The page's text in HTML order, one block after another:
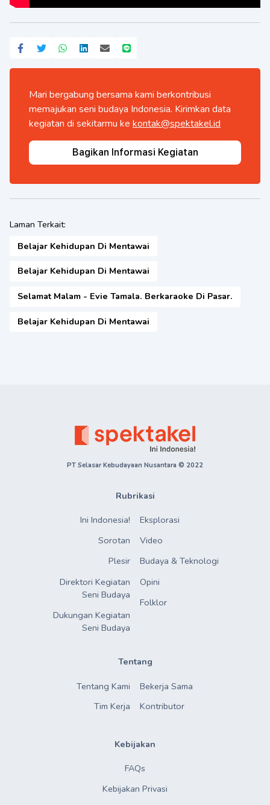
Mari bergabung bersama kami berkontribusi
memajukan seni budaya Indonesia. Kirimkan data
kegiatan di sekitarmu ke kontak@spektakel.id
Bagikan Informasi Kegiatan
Laman Terkait:
Belajar Kehidupan Di Mentawai
Belajar Kehidupan Di Mentawai
Selamat Malam - Evie Tamala. Berkaraoke Di Pasar.
Belajar Kehidupan Di Mentawai
PT Selasar Kebudayaan Nusantara © 2022
Rubrikasi
Ini Indonesia!
Sorotan
Plesir
Direktori Kegiatan
Seni Budaya
Dukungan Kegiatan
Seni Budaya
Eksplorasi
Video
Budaya & Teknologi
Opini
Folklor
Tentang
Tentang Kami
Tim Kerja
Bekerja Sama
Kontributor
Kebijakan
FAQs
Kebijakan Privasi